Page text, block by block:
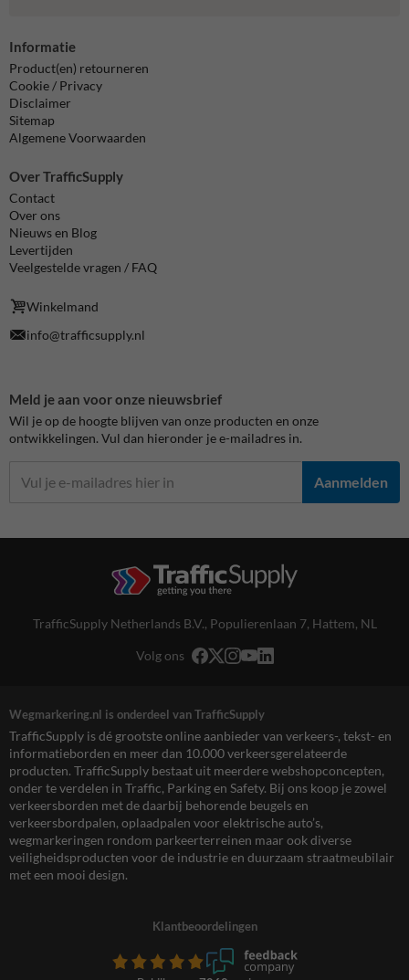
Informatie
Product(en) retourneren
Cookie / Privacy
Disclaimer
Sitemap
Algemene Voorwaarden
Over TrafficSupply
Contact
Over ons
Nieuws en Blog
Levertijden
Veelgestelde vragen / FAQ
Winkelmand
info@trafficsupply.nl
Meld je aan voor onze nieuwsbrief
Wil je op de hoogte blijven van onze producten en onze
ontwikkelingen. Vul dan hieronder je e-mailadres in.
Aanmelden
TrafficSupply Netherlands B.V., Populierenlaan 7, Hattem, NL
Volg ons
Wegmarkering.nl is onderdeel van TrafficSupply
TrafficSupply is dé grootste online aanbieder van verkeers-, tekst- en
informatieborden en meer dan 10.000 verkeersgerelateerde
producten. TrafficSupply bestaat uit meerdere webshopconcepten,
onder te verdelen in Traffic, Parking en Safety. Bij ons koop je zowel
verkeersborden met de daarbij behorende beugels en
verkeersbordpalen, oplaadpalen voor elektrische auto’s,
wegmarkeringen rondom parkeerterreinen maar ook diverse
veiligheidsproducten voor de industrie en duurzaam straatmeubilair
met een mooi design.
Klantbeoordelingen